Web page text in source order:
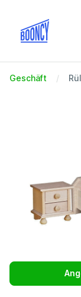
Geschäft